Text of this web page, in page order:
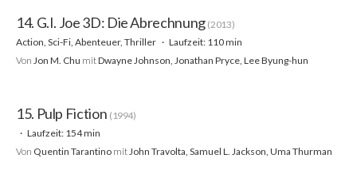
14. G.I. Joe 3D: Die Abrechnung (2013)
Action, Sci-Fi, Abenteuer, Thriller
Laufzeit: 110 min
Von Jon M. Chu mitDwayne Johnson, Jonathan Pryce, Lee Byung-hun
15. Pulp Fiction (1994)
Laufzeit: 154 min
Von Quentin Tarantino mitJohn Travolta, Samuel L. Jackson, Uma Thurman